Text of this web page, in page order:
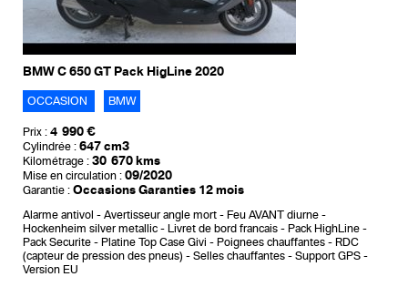
BMW C 650 GT Pack HigLine 2020
OCCASION BMW
Prix : 4 990 €
Cylindrée : 647 cm3
Kilométrage : 30 670 kms
Mise en circulation : 09/2020
Garantie : Occasions Garanties 12 mois
Alarme antivol Avertisseur angle mort
Feu AVANT diurne
Hockenheim silver metallic
Livret de bord francais
Pack HighLine
Pack Securite
Platine Top Case Givi Poignees chauffantes
RDC
(capteur de pression des pneus)
Selles chauffantes
Support GPS
Version EU